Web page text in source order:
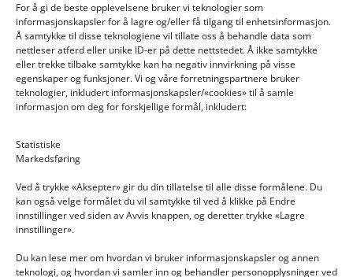
For å gi de beste opplevelsene bruker vi teknologier som
informasjonskapsler for å lagre og/eller få tilgang til enhetsinformasjon.
Å samtykke til disse teknologiene vil tillate oss å behandle data som
nettleser atferd eller unike ID-er på dette nettstedet. Å ikke samtykke
eller trekke tilbake samtykke kan ha negativ innvirkning på visse
egenskaper og funksjoner. Vi og våre forretningspartnere bruker
teknologier, inkludert informasjonskapsler/«cookies» til å samle
informasjon om deg for forskjellige formål, inkludert:
Statistiske
Markedsføring
Ved å trykke «Aksepter» gir du din tillatelse til alle disse formålene. Du
kan også velge formålet du vil samtykke til ved å klikke på Endre
innstillinger ved siden av Avvis knappen, og deretter trykke «Lagre
innstillinger».
Du kan lese mer om hvordan vi bruker informasjonskapsler og annen
teknologi, og hvordan vi samler inn og behandler personopplysninger ved
INFORMASJON